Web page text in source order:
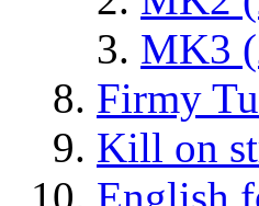
MK3
Firmy
Kill on